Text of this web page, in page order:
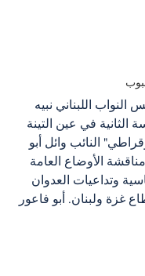
اللبناني نبيه
الثانية في عين التينة
النائب وائل أبو
الأوضاع العامة
وتداعيات العدوان
غزة ولبنان. أبو فاعور